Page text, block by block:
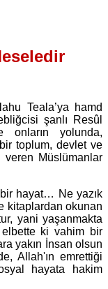
Teala’ya hamd
şanlı Resûl
onların yolunda,
toplum, devlet ve
Müslümanlar
hayat… Ne yazık
kitaplardan okunan
yani yaşanmakta
ki vahim bir
yakın İnsan olsun
Allah'ın emrettiği
hayata hakim